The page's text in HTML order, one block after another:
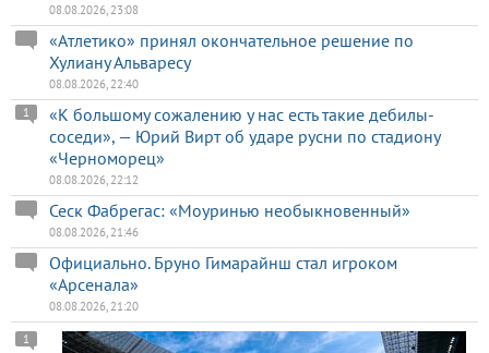
08.08.2026, 23:08
«Атлетико» принял окончательное решение по
Хулиану Альваресу
08.08.2026, 22:40
«К большому сожалению у нас есть такие дебилы-
соседи», — Юрий Вирт об ударе русни по стадиону
«Черноморец»
1
08.08.2026, 22:12
Сеск Фабрегас: «Моуринью необыкновенный»
08.08.2026, 21:46
Официально. Бруно Гимарайнш стал игроком
«Арсенала»
08.08.2026, 21:20
1